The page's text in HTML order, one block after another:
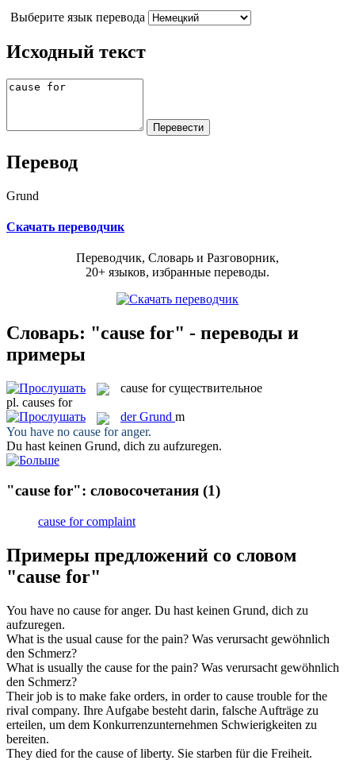
Выберите язык перевода
Исходный текст
Перевод
Grund
Скачать переводчик
Переводчик, Словарь и Разговорник,
20+ языков, избранные переводы.
Словарь: "cause for" - переводы и
примеры
cause for существительное
pl. causes for
derGrund m
You have no cause foranger.
Du hast keinen Grund, dich zu aufzuregen.
"cause for": словосочетания (1)
cause for complaint
Примеры предложений со словом
"cause for"
You have no cause foranger. Du hast keinen Grund, dich zu
aufzuregen.
What is the usual cause forthe pain? Was verursacht gewöhnlich
den Schmerz?
What is usually the cause forthe pain? Was verursacht gewöhnlich
den Schmerz?
Their job is to make fake orders, in order to cause trouble forthe
rival company. Ihre Aufgabe besteht darin, falsche Aufträge zu
erteilen, um dem Konkurrenzunternehmen Schwierigkeiten zu
bereiten.
They died forthe cause of liberty. Sie starben fürdie Freiheit.